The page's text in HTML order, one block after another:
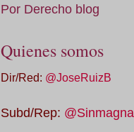
Por Derecho blog
Quienes somos
Dir/Red: @JoseRuizB
Subd/Rep: @Sinmagna